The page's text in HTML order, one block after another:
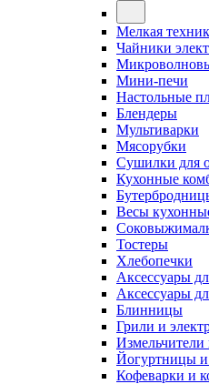
Мелкая
Чайники
Мини-печи
Настольные
Блендеры
Мультиварки
Мясорубки
Сушилки для
Кухонные
Весы
Тостеры
Хлебопечки
Аксессуары
Аксессуары
Блинницы
Грили и
Измельчители
Йогуртницы
Кофеварки и